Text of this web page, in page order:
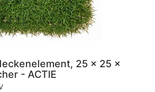
25 x 25 x
- ACTIE